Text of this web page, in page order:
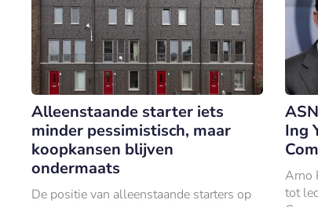
Alleenstaande starter iets
minder pessimistisch, maar
koopkansen blijven
ondermaats
De positie van alleenstaande starters op
Ing
Arno
tot